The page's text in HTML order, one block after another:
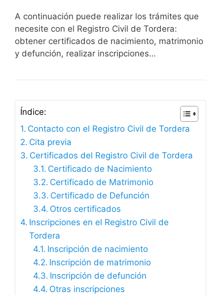
A continuación puede realizar los trámites que
necesite con el Registro Civil de Tordera:
obtener certificados de nacimiento, matrimonio
y defunción, realizar inscripciones…
Índice:
Contacto con el Registro Civil de Tordera
Cita previa
Certificados del Registro Civil de Tordera
Certificado de Nacimiento
Certificado de Matrimonio
Certificado de Defunción
Otros certificados
Inscripciones en el Registro Civil de
Tordera
Inscripción de nacimiento
Inscripción de matrimonio
Inscripción de defunción
Otras inscripciones